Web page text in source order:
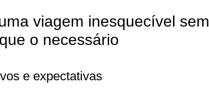
viagem inesquecível sem
o necessário
e expectativas